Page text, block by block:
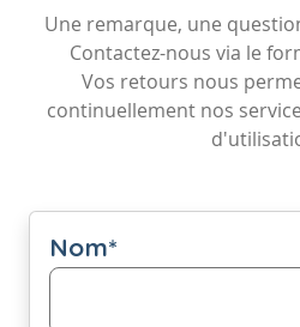
Une remarque, une
Contactez-nous via le
Vos retours nous
continuellement nos
Nom*